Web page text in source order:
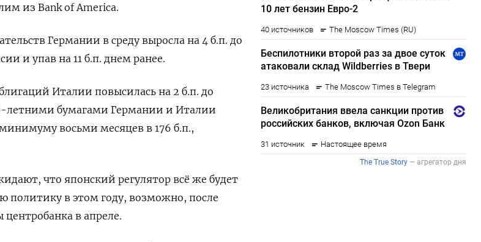
из Bank of America.
Германии в среду выросла на 4 б.п. до
и упав на 11 б.п. днем ранее.
Италии повысилась на 2 б.п. до
летними бумагами Германии и Италии
восьми месяцев в 176 б.п.,
что японский регулятор всё же будет
политику в этом году, возможно, после
центробанка в апреле.